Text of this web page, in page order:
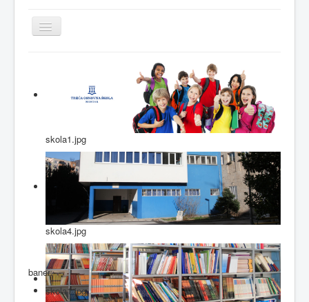
Prikaz/Sakrivanje
navigacije
Kutak
za
roditelje
Vijesti
skola1.jpg
skola4.jpg
baner
skola1.jpg